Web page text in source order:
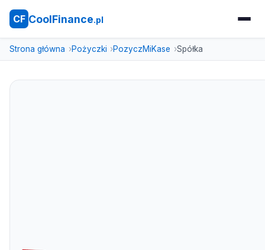
CF CoolFinance.pl
Strona główna Pożyczki PozyczMiKase Spółka